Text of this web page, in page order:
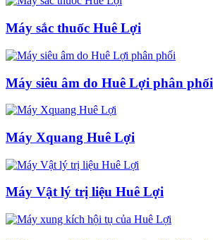
Máy sắc thuốc Huê Lợi
Máy siêu âm do Huê Lợi phân phối
Máy Xquang Huê Lợi
Máy Vật lý trị liệu Huê Lợi